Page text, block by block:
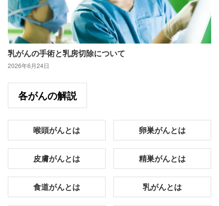
乳がんの手術と乳房切除について
2026年6月24日
各がんの解説
喉頭がんとは 卵巣がんとは
皮膚がんとは 精巣がんとは
食道がんとは 乳がんとは